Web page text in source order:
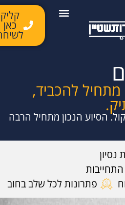
קליק
כאן
להכביד,
הסיוע הנכון מתחיל הרבה
התחייבות
פתרונות לכל שלב בחוב